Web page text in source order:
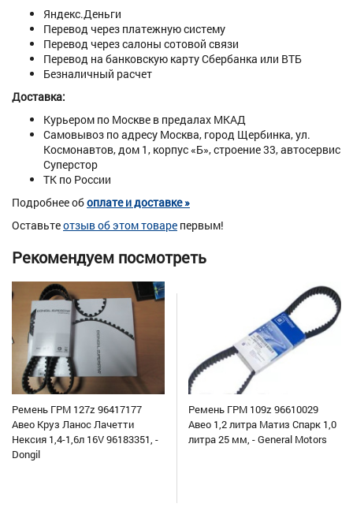
Яндекс.Деньги
Перевод через платежную систему
Перевод через салоны сотовой связи
Перевод на банковскую карту Сбербанка или ВТБ
Безналичный расчет
Доставка:
Курьером по Москве в предалах МКАД
Самовывоз по адресу Москва, город Щербинка, ул.
Космонавтов, дом 1, корпус «Б», строение 33, автосервис
Суперстор
ТК по России
Подробнее обоплате и доставке »
Оставьтеотзыв об этом товаре первым!
Рекомендуем посмотреть
Ремень ГРМ 127z 96417177
Авео Круз Ланос Лачетти
Нексия 1,4-1,6л 16V 96183351, -
Dongil
Ремень ГРМ 109z 96610029
Авео 1,2 литра Матиз Спарк 1,0
литра 25 мм, - General Motors